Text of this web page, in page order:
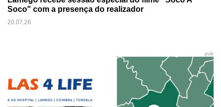
Soco" com a presença do realizador
20.07.26
pub